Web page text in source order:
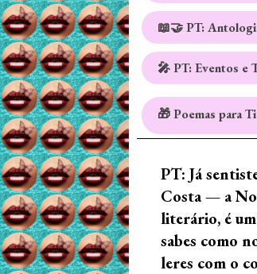
📖🤝 PT:
🎤 PT: Eventos e
🎁 Poemas para
PT: Já
Costa — a
literário, é
sabes como
leres com o